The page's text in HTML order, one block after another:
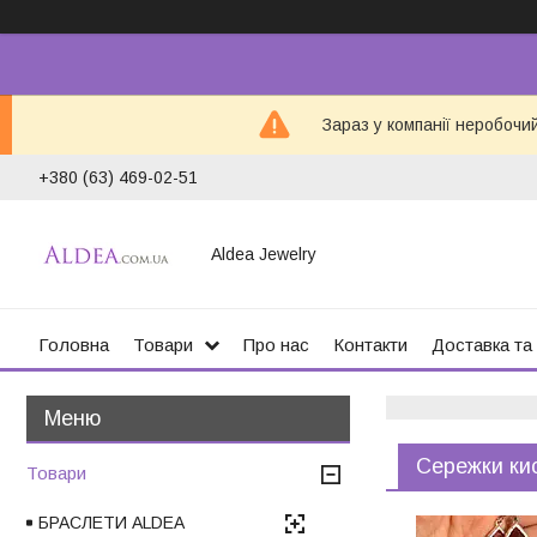
Зараз у компанії
+380 (63) 469-02-51
Aldea Jewelry
Головна Товари Про нас Контакти Доставка
Сережки
Товари
БРАСЛЕТИ ALDEA